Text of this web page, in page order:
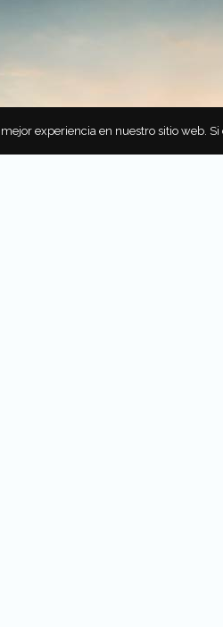
experiencia en nuestro sitio web.